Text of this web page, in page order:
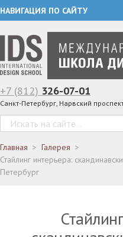
НАВИГАЦИЯ ПО САЙТУ
+7 (812) 326-07-01
Санкт-Петербург, Нарвский
Главная
Галерея
Стайлинг интерьера:
Петербург